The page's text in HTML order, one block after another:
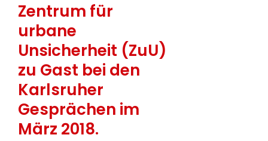
Zentrum für
urbane
Unsicherheit (ZuU)
zu Gast bei den
Karlsruher
Gesprächen im
März 2018.